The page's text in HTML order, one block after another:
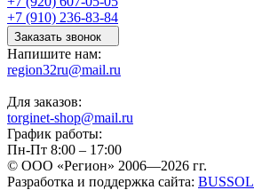
+7 (910) 236-83-84
Заказать звонок
Напишите нам:
region32ru@mail.ru
Для заказов:
torginet-shop@mail.ru
График работы:
Пн-Пт 8:00 – 17:00
© ООО «Регион» 2006—2026 гг.
Разработка и поддержка сайта: BUSSOL